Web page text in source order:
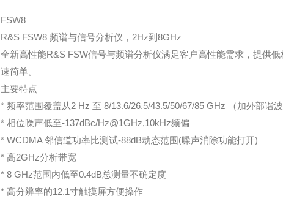
FSW8
R&S FSW8 频谱与信号分析仪，2Hz到8GHz
全新高性能R&S FSW信号与频谱分析仪满足客户高性能需求，提供
速简单。
主要特点
* 频率范围覆盖从2 Hz 至 8/13.6/26.5/43.5/50/67/85 GHz （加外部谐
* 相位噪声低至-137dBc/Hz@1GHz,10kHz频偏
* WCDMA 邻信道功率比测试-88dB动态范围(噪声消除功能打开)
* 高2GHz分析带宽
* 8 GHz范围内低至0.4dB总测量不确定度
* 高分辨率的12.1寸触摸屏方便操作